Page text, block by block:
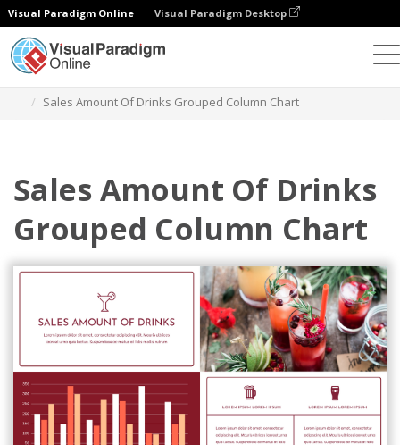
Visual Paradigm Online Visual Paradigm Desktop
Sales Amount Of Drinks Grouped Column Chart
Sales Amount Of Drinks
Grouped Column Chart